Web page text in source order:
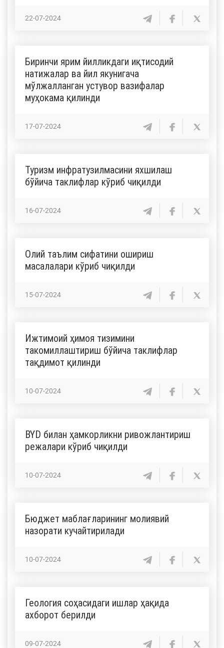
22-07-2024
Биринчи ярим йилликдаги иқтисодий
натижалар ва йил якунигача
мўлжалланган устувор вазифалар
муҳокама қилинди
17-07-2024
Туризм инфратузилмасини яхшилаш
бўйича таклифлар кўриб чиқилди
16-07-2024
Олий таълим сифатини ошириш
масалалари кўриб чиқилди
15-07-2024
Ижтимоий ҳимоя тизимини
такомиллаштириш бўйича таклифлар
тақдимот қилинди
10-07-2024
BYD билан ҳамкорликни ривожлантириш
режалари кўриб чиқилди
10-07-2024
Бюджет маблағларининг молиявий
назорати кучайтирилади
10-07-2024
Геология соҳасидаги ишлар ҳақида
ахборот берилди
09-07-2024